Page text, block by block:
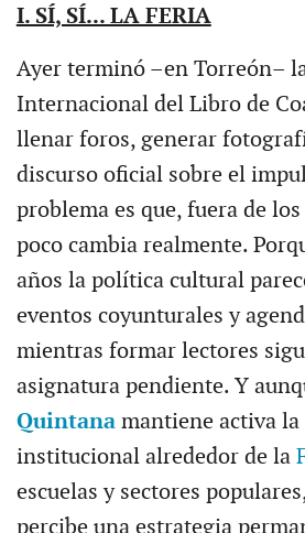
I. SÍ, SÍ... LA FERIA
Ayer terminó –en Torreón–
Internacional del Libro de
llenar foros, generar
discurso oficial sobre el
problema es que, fuera de
poco cambia realmente.
años la política cultural
eventos coyunturales y
mientras formar lectores
asignatura pendiente. Y
Quintana mantiene activa
institucional alrededor de la
escuelas y sectores
percibe una estrategia